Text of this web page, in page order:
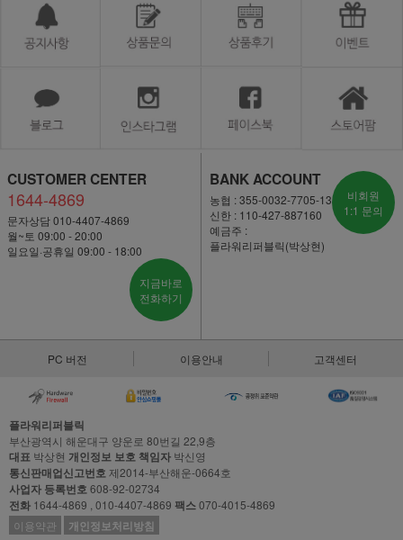
CUSTOMER CENTER
1644-4869
문자상담 010-4407-4869
월~토 09:00 - 20:00
일요일·공휴일 09:00 - 18:00
지금바로
전화하기
BANK ACCOUNT
농협 : 355-0032-7705-13
신한 : 110-427-887160
예금주 :
플라워리퍼블릭(박상현)
비회원
1:1 문의
PC 버전 이용안내 고객센터
플라워리퍼블릭
부산광역시 해운대구 양운로 80번길 22,9층
대표 박상현 개인정보 보호 책임자 박신영
통신판매업신고번호 제2014-부산해운-0664호
사업자 등록번호 608-92-02734
전화 1644-4869 , 010-4407-4869 팩스070-4015-4869
이용약관
개인정보처리방침